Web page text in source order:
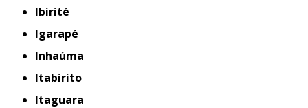
Ibirité
Igarapé
Inhaúma
Itabirito
Itaguara